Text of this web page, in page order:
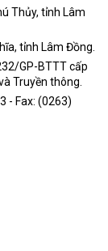
Thủy, tỉnh Lâm
tỉnh Lâm Đồng.
GP-BTTT cấp
Truyền thông.
- Fax: (0263)